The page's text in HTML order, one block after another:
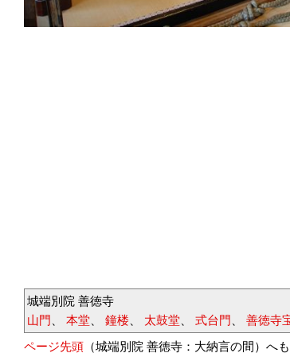
城端別院 善徳寺
山門 、 本堂、 鐘楼、 太鼓堂、 式台門 、 善徳寺
ページ先頭 （城端別院 善徳寺：大納言の間）へも